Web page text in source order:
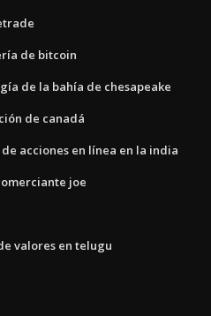
de bitcoin
de la bahía de chesapeake
de canadá
acciones en línea en la india
joe
valores en telugu